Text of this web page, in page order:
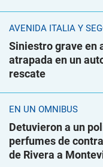
AVENIDA ITALIA Y
Siniestro grave en
atrapada en un
rescate
EN UN ÓMNIBUS
Detuvieron a un
perfumes de
de Rivera a